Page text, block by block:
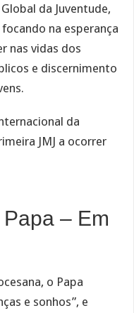
da Juventude,
focando na esperança
nas vidas dos
e discernimento
da
JMJ a ocorrer
– Em
o Papa
e sonhos”, e